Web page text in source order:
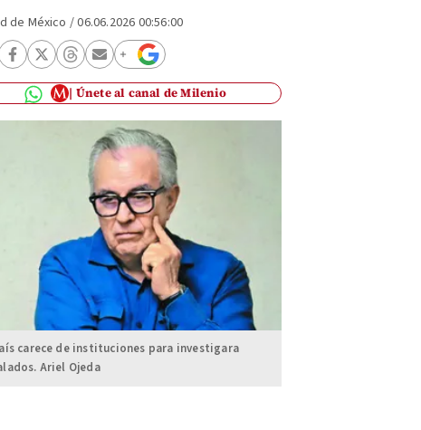
de México /06.06.2026 00:56:00
Únete al canal de Milenio
carece de instituciones para investigara
Ariel Ojeda